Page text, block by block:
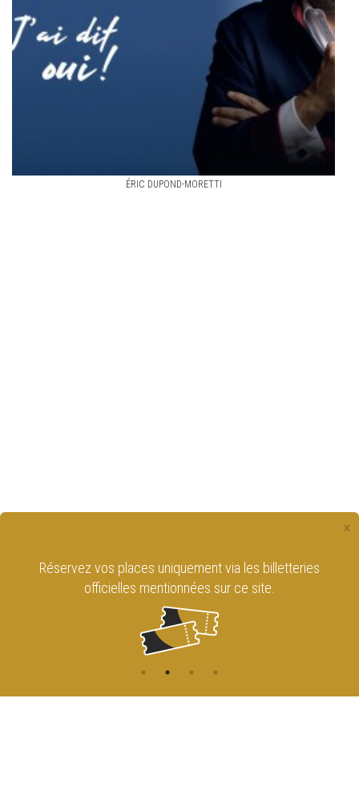
ÉRIC DUPOND-MORETTI
×
Réservez vos places uniquement via les billetteries
officielles mentionnées sur ce site.